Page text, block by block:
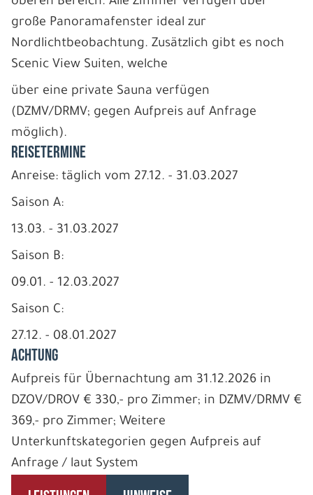
große Panoramafenster ideal zur
Nordlichtbeobachtung. Zusätzlich gibt es noch
Scenic View Suiten, welche
über eine private Sauna verfügen
(DZMV/DRMV; gegen Aufpreis auf Anfrage
möglich).
REISETERMINE
Anreise: täglich vom 27.12. - 31.03.2027
Saison A:
13.03. - 31.03.2027
Saison B:
09.01. - 12.03.2027
Saison C:
27.12. - 08.01.2027
ACHTUNG
Aufpreis für Übernachtung am 31.12.2026 in
DZOV/DROV € 330,- pro Zimmer; in DZMV/DRMV €
369,- pro Zimmer; Weitere
Unterkunftskategorien gegen Aufpreis auf
Anfrage / laut System